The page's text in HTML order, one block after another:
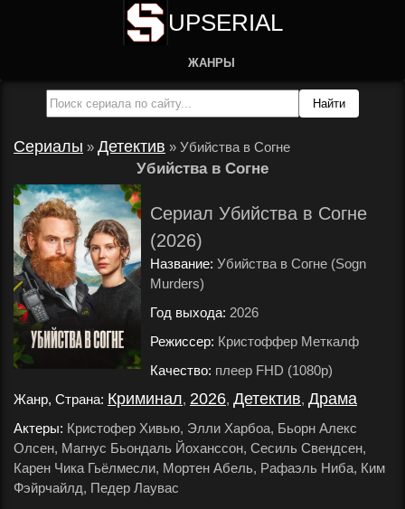
UPSERIAL
ЖАНРЫ
Сериалы » Детектив » Убийства в Согне
Убийства в Согне
Сериал Убийства в Согне
(2026)
Название: Убийства в Согне (Sogn
Murders)
Год выхода: 2026
Режиссер: Кристоффер Меткалф
Качество: плеер FHD (1080p)
Жанр, Страна: Криминал, 2026, Детектив, Драма
Актеры: Кристофер Хивью, Элли Харбоа, Бьорн Алекс
Олсен, Магнус Бьондаль Йоханссон, Сесиль Свендсен,
Карен Чика Гьёлмесли, Мортен Абель, Рафаэль Ниба, Ким
Фэйрчайлд, Педер Лаувас